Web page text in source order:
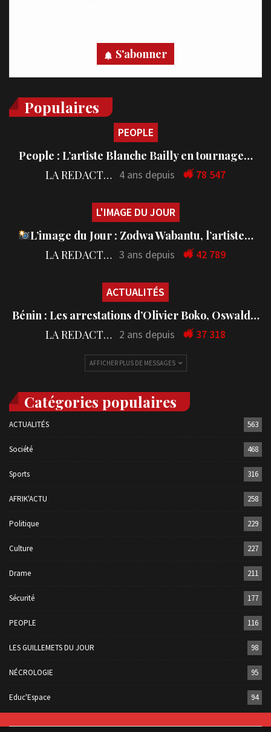
S'abonner
Populaires
PEOPLE
People : L’artiste Blanche Bailly en tournage…
LA REDACTION 4 ans depuis 78 547
L'IMAGE DU JOUR
L’image du Jour : Zodwa Wabantu, l’artiste…
LA REDACTION 3 ans depuis 42 789
ACTUALITÉS
Bénin : Les arrestations d’Olivier Boko, Oswald…
LA REDACTION 2 ans depuis 37 318
AFFICHER PLUS DE MESSAGES
Catégories populaires
ACTUALITÉS 563
Société 468
Sports 316
AFRIK'ACTU 258
Politique 229
Culture 227
Drame 211
Sécurité 177
PEOPLE 116
LES GUILLEMETS DU JOUR 98
NÉCROLOGIE 95
Educ'Espace 94